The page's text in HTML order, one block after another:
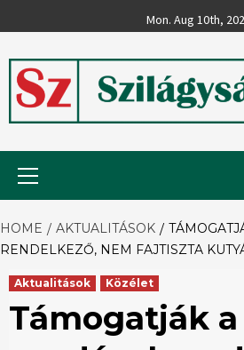
to
Mon. Aug 10th,
HOME AKTUALITÁSOK
RENDELKEZŐ, NEM FAJTISZTA
Aktualitások Közélet
Támogatják a